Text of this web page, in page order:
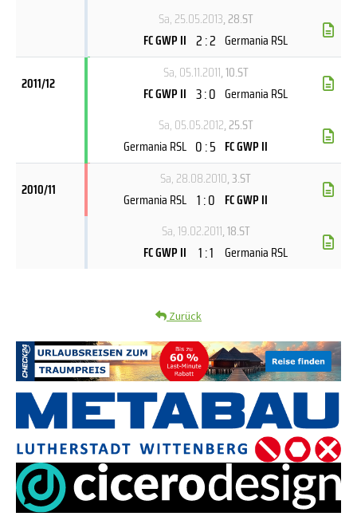
Sa, 25.05.2013, 28.ST
FC GWP II 2 : 2 Germania RSL
2011/12
Sa, 05.11.2011, 10.ST
FC GWP II 3 : 0 Germania RSL
Sa, 05.05.2012, 25.ST
Germania RSL 0 : 5 FC GWP II
2010/11
Sa, 28.08.2010, 3.ST
Germania RSL 1 : 0 FC GWP II
Sa, 19.02.2011, 18.ST
FC GWP II
1 : 1 Germania RSL
Zurück